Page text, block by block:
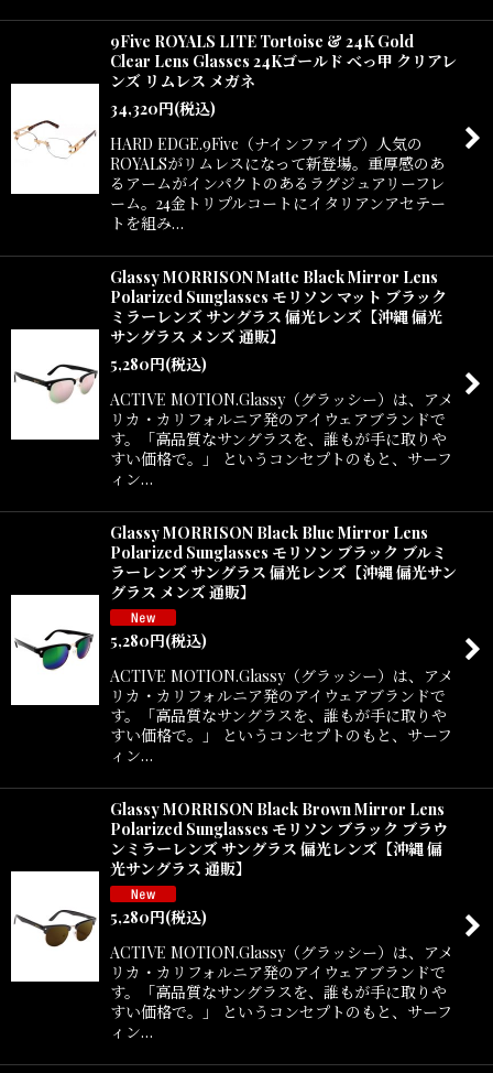
9Five ROYALS LITE Tortoise & 24K Gold
Clear Lens Glasses 24Kゴールド べっ甲 クリアレ
ンズ リムレス メガネ
34,320円(税込)
HARD EDGE.9Five（ナインファイブ）人気の
ROYALSがリムレスになって新登場。重厚感のあ
るアームがインパクトのあるラグジュアリーフレ
ーム。24金トリプルコートにイタリアンアセテー
トを組み…
Glassy MORRISON Matte Black Mirror Lens
Polarized Sunglasses モリソン マット ブラック
ミラーレンズ サングラス 偏光レンズ【沖縄 偏光
サングラス メンズ 通販】
5,280円(税込)
ACTIVE MOTION.Glassy（グラッシー）は、アメ
リカ・カリフォルニア発のアイウェアブランドで
す。「高品質なサングラスを、誰もが手に取りや
すい価格で。」 というコンセプトのもと、サーフ
ィン…
Glassy MORRISON Black Blue Mirror Lens
Polarized Sunglasses モリソン ブラック ブルミ
ラーレンズ サングラス 偏光レンズ【沖縄 偏光サン
グラス メンズ 通販】
5,280円(税込)
ACTIVE MOTION.Glassy（グラッシー）は、アメ
リカ・カリフォルニア発のアイウェアブランドで
す。「高品質なサングラスを、誰もが手に取りや
すい価格で。」 というコンセプトのもと、サーフ
ィン…
Glassy MORRISON Black Brown Mirror Lens
Polarized Sunglasses モリソン ブラック ブラウ
ンミラーレンズ サングラス 偏光レンズ【沖縄 偏
光サングラス 通販】
5,280円(税込)
ACTIVE MOTION.Glassy（グラッシー）は、アメ
リカ・カリフォルニア発のアイウェアブランドで
す。「高品質なサングラスを、誰もが手に取りや
すい価格で。」 というコンセプトのもと、サーフ
ィン…